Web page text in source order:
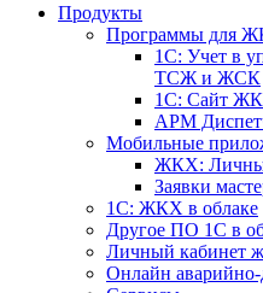
Продукты
Программы для
1С: Учет в
ТСЖ и ЖСК
1С: Сайт
АРМ
Мобильные
ЖКХ:
Заявки
1С: ЖКХ в облаке
Другое ПО 1С в
Личный кабинет
Онлайн аварийно-